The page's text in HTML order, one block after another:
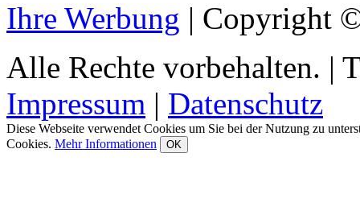
Ihre Werbung | Copyright
Alle Rechte vorbehalten. |
Impressum | Datenschutz
Diese Webseite verwendet Cookies um Sie bei der Nutzung zu
Cookies. Mehr Informationen OK